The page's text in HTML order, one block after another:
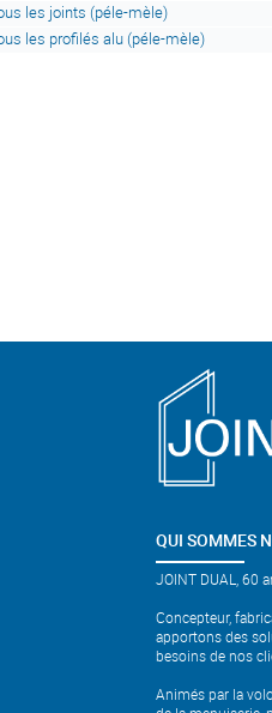
les joints (péle-mèle)
les profilés alu (péle-mèle)
QUI SOMMES
JOINT DUAL, 60
Concepteur,
apportons des
besoins de nos
Animés par la